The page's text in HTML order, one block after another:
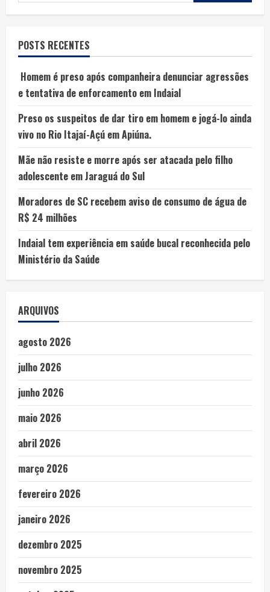
POSTS RECENTES
Homem é preso após companheira denunciar agressões
e tentativa de enforcamento em Indaial
Preso os suspeitos de dar tiro em homem e jogá-lo ainda
vivo no Rio Itajaí-Açú em Apiúna.
Mãe não resiste e morre após ser atacada pelo filho
adolescente em Jaraguá do Sul
Moradores de SC recebem aviso de consumo de água de
R$ 24 milhões
Indaial tem experiência em saúde bucal reconhecida pelo
Ministério da Saúde
ARQUIVOS
agosto 2026
julho 2026
junho 2026
maio 2026
abril 2026
março 2026
fevereiro 2026
janeiro 2026
dezembro 2025
novembro 2025